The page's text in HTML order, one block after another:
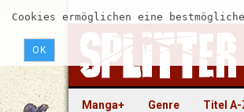
Cookies ermöglichen eine
OK
Manga+ Genre Titel A-